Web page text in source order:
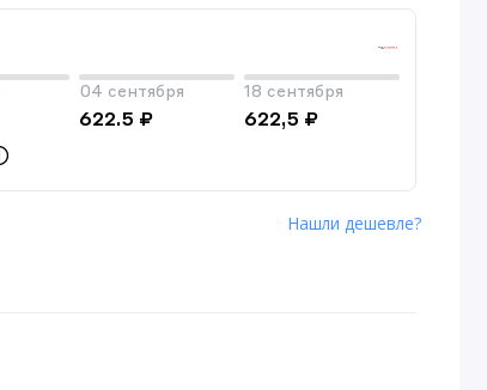
04 сентября
622.5 ₽
18 сентября
622,5 ₽
Нашли дешевле?